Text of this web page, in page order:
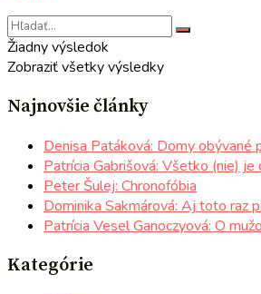
Žiadny výsledok
Zobraziť všetky výsledky
Najnovšie články
Denisa Patáková: Domy obývané
Patrícia Gabrišová: Všetko (nie) je
Peter Šulej: Chronofóbia
Dominika Sakmárová: Aj toto raz
Patrícia Vesel Ganoczyová: O
Kategórie